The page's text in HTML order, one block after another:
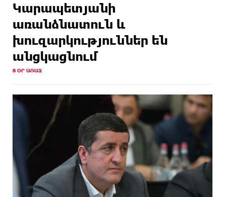
Կարապետյանի
առանձնատուն և
խուզարկություններ են
անցկացնում
8 ՕՐ ԱՌԱՋ